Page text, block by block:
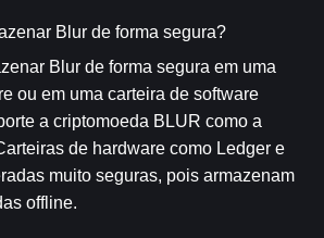
Blur de forma segura?
Blur de forma segura em uma
ou em uma carteira de software
a criptomoeda BLUR como a
de hardware como Ledger e
muito seguras, pois armazenam
offline.